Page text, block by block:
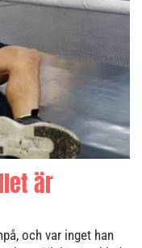
är
och var inget han